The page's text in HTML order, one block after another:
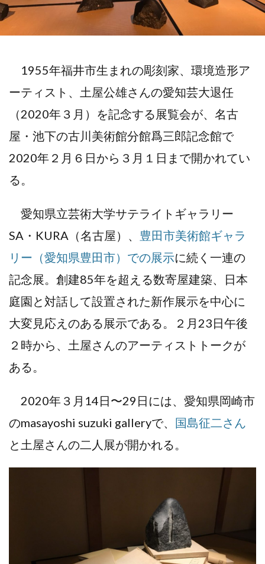
1955年福井市生まれの彫刻家、環境造形ア
ーティスト、土屋公雄さんの愛知芸大退任
（2020年３月）を記念する展覧会が、名古
屋・池下の古川美術館分館爲三郎記念館で
2020年２月６日から３月１日まで開かれてい
る。
愛知県立芸術大学サテライトギャラリー
SA・KURA（名古屋）、 豊田市美術館ギャラ
リー（愛知県豊田市）での展示に続く一連の
記念展。創建85年を超える数寄屋建築、日本
庭園と対話して設置された新作展示を中心に
大変見応えのある展示である。２月23日午後
２時から、土屋さんのアーティストトークが
ある。
2020年３月14日〜29日には、愛知県岡崎市
のmasayoshi suzuki galleryで、 国島征二さん
と土屋さんの二人展が開かれる。